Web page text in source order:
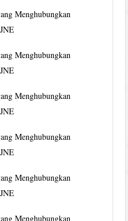
Menghubungkan
Menghubungkan
Menghubungkan
Menghubungkan
Menghubungkan
Menghubungkan